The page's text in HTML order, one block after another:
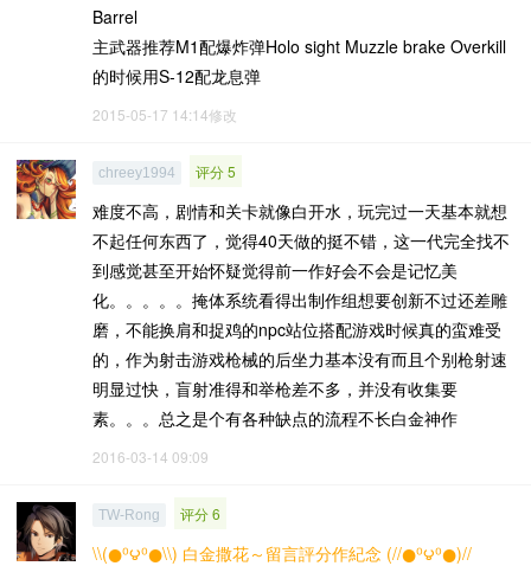
Barrel
主武器推荐M1配爆炸弹Holo sight Muzzle brake Overkill
的时候用S-12配龙息弹
2015-05-17 14:14修改
chreey1994 评分 5
难度不高，剧情和关卡就像白开水，玩完过一天基本就想
不起任何东西了，觉得40天做的挺不错，这一代完全找不
到感觉甚至开始怀疑觉得前一作好会不会是记忆美
化。。。。。掩体系统看得出制作组想要创新不过还差雕
磨，不能换肩和捉鸡的npc站位搭配游戏时候真的蛮难受
的，作为射击游戏枪械的后坐力基本没有而且个别枪射速
明显过快，盲射准得和举枪差不多，并没有收集要
素。。。总之是个有各种缺点的流程不长白金神作
2016-03-14 09:09
TW-Rong 评分 6
\\(●⁰౪⁰●\\) 白金撒花～留言評分作紀念 (//●⁰౪⁰●)//